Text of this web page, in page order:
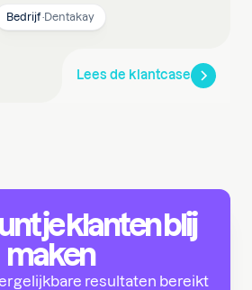
Bedrijf·Dentakay
Lees de klantcase
je klanten blij
maken
resultaten bereikt